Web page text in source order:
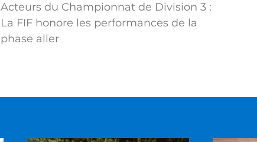
Acteurs du Championnat de Division 3 :
La FIF honore les performances de la
phase aller